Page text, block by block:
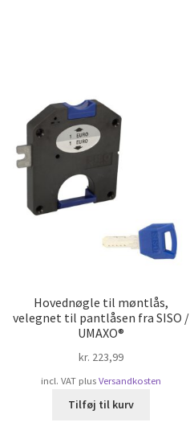
Hovednøgle til møntlås,
velegnet til pantlåsen fra SISO /
UMAXO®
kr. 223,99
incl. VAT plus Versandkosten
Tilføj til kurv